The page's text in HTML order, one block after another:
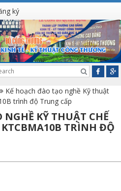
ký
Kế hoạch đào tạo nghề Kỹ thuật
trình độ Trung cấp
KỸ THUẬT CHẾ
TRÌNH ĐỘ